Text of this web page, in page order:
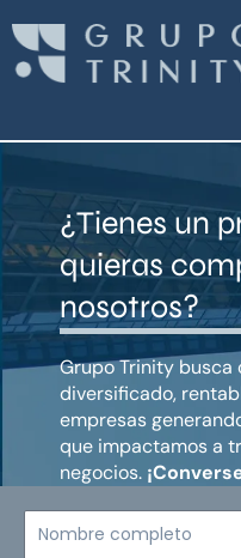
contenido
¿Tienes un
quieras
nosotros?
Grupo Trinity
diversificado,
empresas
que impactamos a
negocios.